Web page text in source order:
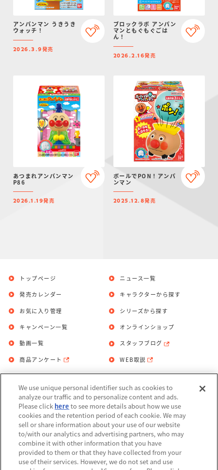
アンパンマン うきうき
ウォッチ！
2026.3.9発売
ブロックラボ アンパン
マンともぐもぐごは
ん！
2026.2.16発売
あつまれアンパンマン
P86
2026.1.19発売
ボールでPON！アンパ
ンマン
2025.12.8発売
トップページ
発売カレンダー
お気に入り管理
ニュース一覧
キャラクターから探す
シリーズから探す
キャンペーン一覧
動画一覧
商品アンケート
オンラインショップ
スタッフブログ
WEB取説
お問い合わせ 個人情報保護方針
利用規約
Do Not Sell or Share My Personal
Information
アレルギー情報
We use unique personal identifier such as cookies to
analyze our traffic and to personalize content and ads.
Please click here to see more details about how we use
cookies and the retention period of each cookie. We may
sell or share information about your use of our website
to/with our analytics and advertising partners, who may
combine it with other information that you have
provided to them or that they have collected from your
use of their services. However, we do not set and use